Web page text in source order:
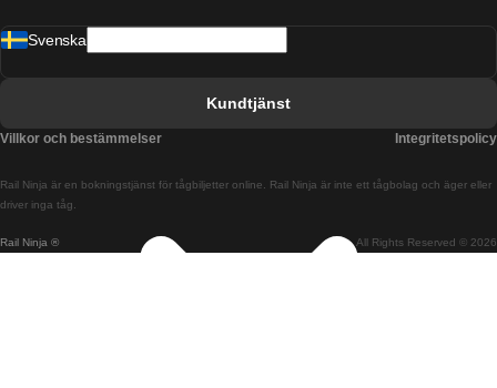
Tåg från Budapest till Bratislava
Rail Ninja ® All Rights Reserved © 2026
Rail Ninja är en bokningstjänst för tågbiljetter online. Rail Ninja är inte ett tågbolag och äger eller
driver inga tåg.
Svenska
Kundtjänst
Villkor och bestämmelser Integritetspolicy